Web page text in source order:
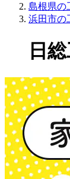
島根県の
浜田市の
日